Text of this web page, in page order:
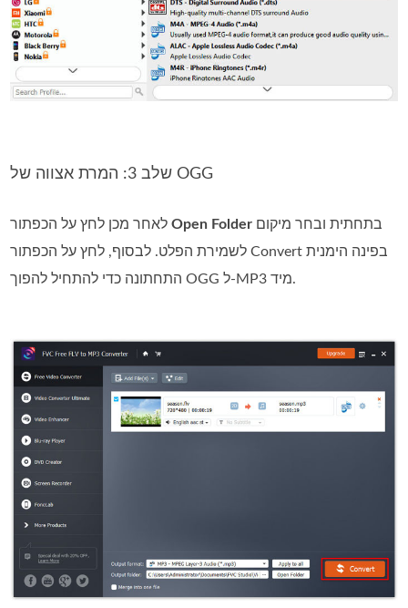
שלב 3: המרת אצווה של OGG
לאחר מכן לחץ על הכפתורOpen Folder
לשמירת הפלט. לבסוף, לחץ על הכפתור Convert בפינה הימנית
התחתונה כדי להתחיל להפוך OGG ל‑MP3 מיד.